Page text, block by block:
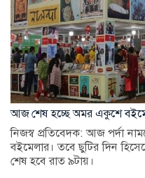
আজ শেষ হচ্ছে অমর একুশে
নিজস্ব প্রতিবেদক: আজ পর্দা
বইমেলার। তবে ছুটির দিন
শেষ হবে রাত ৯টায়।